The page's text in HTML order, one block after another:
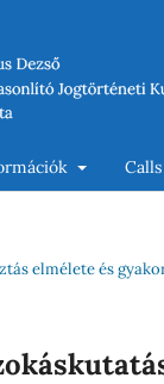
Calls
elmélete és